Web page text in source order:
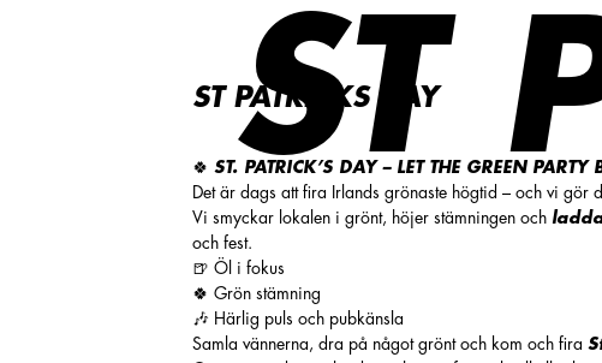
ST
ST PATRICKS DAY
🍀 ST. PATRICK’S DAY – LET THE GREEN PARTY
Det är dags att fira Irlands grönaste högtid – och vi gör
Vi smyckar lokalen i grönt, höjer stämningen och
och fest.
🍺 Öl i fokus
🍀 Grön stämning
🎶 Härlig puls och pubkänsla
Samla vännerna, dra på något grönt och kom och fira